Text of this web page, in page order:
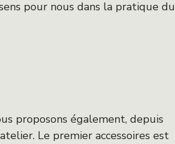
pour nous dans la pratique du
proposons également, depuis
Le premier accessoires est